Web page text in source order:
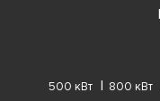
500 кВт 800 кВт